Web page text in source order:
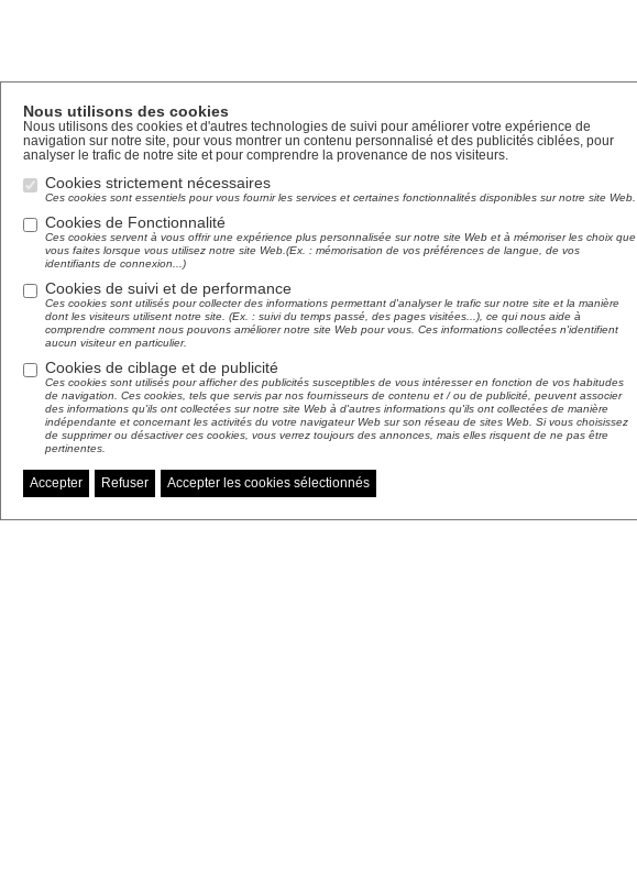
Nous utilisons des cookies
Nous utilisons des cookies et d'autres technologies de suivi pour améliorer votre expérience de
navigation sur notre site, pour vous montrer un contenu personnalisé et des publicités ciblées, pour
analyser le trafic de notre site et pour comprendre la provenance de nos visiteurs.
Cookies strictement nécessaires
Ces cookies sont essentiels pour vous fournir les services et certaines fonctionnalités disponibles sur notre site Web.
Cookies de Fonctionnalité
Ces cookies servent à vous offrir une expérience plus personnalisée sur notre site Web et à mémoriser les choix que
vous faites lorsque vous utilisez notre site Web.(Ex. : mémorisation de vos préférences de langue, de vos
identifiants de connexion...)
Cookies de suivi et de performance
Ces cookies sont utilisés pour collecter des informations permettant d'analyser le trafic sur notre site et la manière
dont les visiteurs utilisent notre site. (Ex. : suivi du temps passé, des pages visitées...), ce qui nous aide à
comprendre comment nous pouvons améliorer notre site Web pour vous. Ces informations collectées n'identifient
aucun visiteur en particulier.
Cookies de ciblage et de publicité
Ces cookies sont utilisés pour afficher des publicités susceptibles de vous intéresser en fonction de vos habitudes
de navigation. Ces cookies, tels que servis par nos fournisseurs de contenu et / ou de publicité, peuvent associer
des informations qu'ils ont collectées sur notre site Web à d'autres informations qu'ils ont collectées de manière
indépendante et concernant les activités du votre navigateur Web sur son réseau de sites Web. Si vous choisissez
de supprimer ou désactiver ces cookies, vous verrez toujours des annonces, mais elles risquent de ne pas être
pertinentes.
Accepter Refuser Accepter les cookies sélectionnés